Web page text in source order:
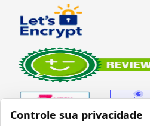
Controle sua privacidade